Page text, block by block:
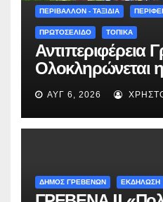
ΠΕΡΙΒΑΛΛΟΝ - ΤΑΞΙΔΙΑ
ΠΡΩΤΟΣΕΛΙΔΟ ΤΟΠΙΚΑ
Αντιπεριφέρεια
Ολοκληρώνεται η
ασφαλτόστρωση
Περιβόλι –
ΑΥΓ 6, 2026
ΔΗΜΟΣ ΓΡΕΒΕΝΩΝ ΕΚΔΗΛΩΣΗ